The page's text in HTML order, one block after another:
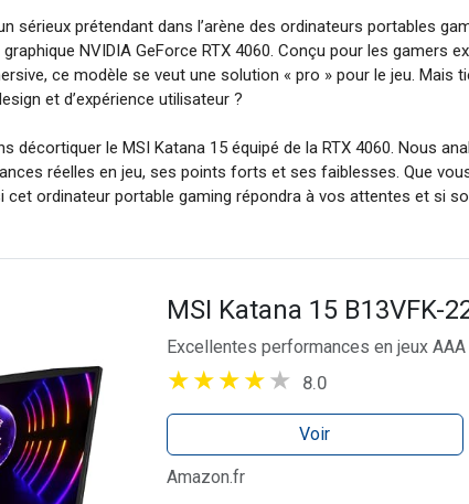
sérieux prétendant dans l’arène des ordinateurs portables
NVIDIA GeForce RTX 4060. Conçu pour les gamers
ce modèle se veut une solution « pro » pour le jeu. Mais
et d’expérience utilisateur ?
décortiquer le MSI Katana 15 équipé de la RTX 4060. Nous
réelles en jeu, ses points forts et ses faiblesses. Que
ordinateur portable gaming répondra à vos attentes et si
MSI Katana 15 B13VFK-
Excellentes performances en jeux AAA
8.0
Voir
Amazon.fr